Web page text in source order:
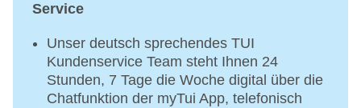
Service
Unser deutsch sprechendes TUI
Kundenservice Team steht Ihnen 24
Stunden, 7 Tage die Woche digital über die
Chatfunktion der myTui App, telefonisch